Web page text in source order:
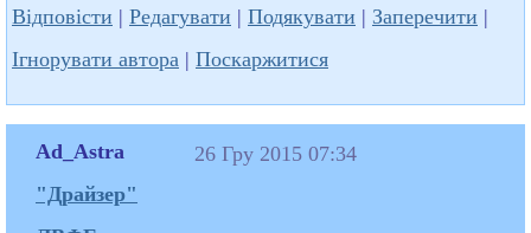
Відповісти | Редагувати | Подякувати | Заперечити |
Ігнорувати автора | Поскаржитися
Ad_Astra
"Драйзер"
26 Гру 2015 07:34